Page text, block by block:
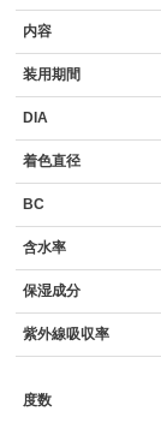
内容
装用期間
DIA
着色直径
BC
含水率
保湿成分
紫外線吸収率
度数